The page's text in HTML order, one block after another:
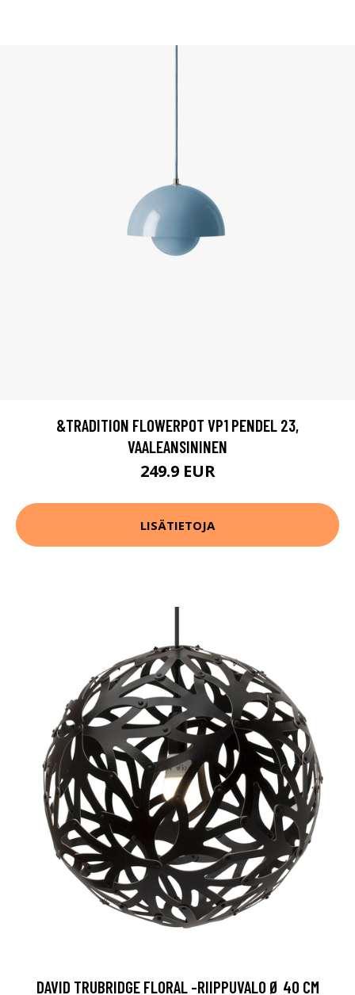
&TRADITION FLOWERPOT VP1 PENDEL 23,
VAALEANSININEN
249.9 EUR
LISÄTIETOJA
DAVID TRUBRIDGE FLORAL -RIIPPUVALO Ø 40 CM